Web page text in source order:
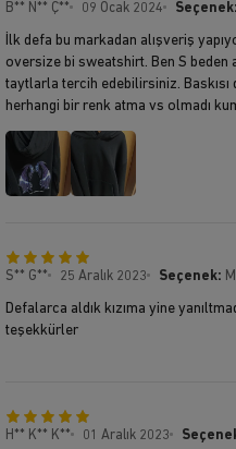
B** N** Ç** 09 Ocak 2024 Seçenek:
İlk defa bu markadan alışveriş
oversize bi sweatshirt. Ben S
taytlarla tercih edebilirsiniz. Baskısı
herhangi bir renk atma vs olmadı
S** G** 25 Aralık 2023 Seçenek: M
Defalarca aldık kızıma yine
teşekkürler
H** K** K** 01 Aralık 2023